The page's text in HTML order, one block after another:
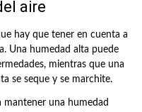
aire
hay que tener en cuenta a
Una humedad alta puede
mientras que una
se seque y se marchite.
mantener una humedad